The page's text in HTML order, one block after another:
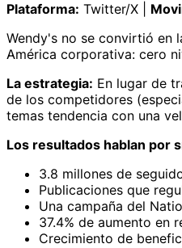
Plataforma: Twitter/X |
Wendy's no se convirtió en
América corporativa: cero
La estrategia: En lugar de
de los competidores
temas tendencia con una
Los resultados hablan por
3.8 millones de
Publicaciones que
Una campaña del
37.4% de aumento en
Crecimiento de